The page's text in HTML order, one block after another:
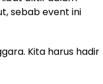
sebab event ini
Kita harus hadir